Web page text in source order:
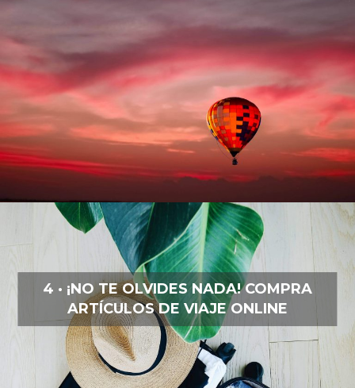
4 · ¡NO TE OLVIDES NADA! COMPRA
ARTÍCULOS DE VIAJE ONLINE